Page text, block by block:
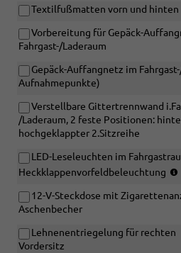
Textilfußmatten vorn und hinten
Vorbereitung für Gepäck-
Fahrgast-/Laderaum
Gepäck-Auffangnetz im
Aufnahmepunkte)
Verstellbare Gittertrennwand
/Laderaum, 2 feste Positionen:
hochgeklappter 2.Sitzreihe
LED-Leseleuchten im
Heckklappenvorfeldbeleuchtung
12-V-Steckdose mit
Aschenbecher
Lehnenentriegelung für rechten
Vordersitz